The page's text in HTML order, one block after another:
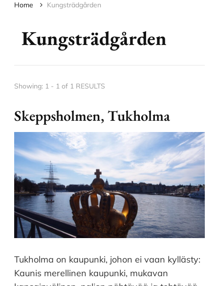
Home Kungsträdgården
Kungsträdgården
Showing: 1 - 1 of 1 RESULTS
Skeppsholmen, Tukholma
Tukholma on kaupunki, johon ei vaan kyllästy:
Kaunis merellinen kaupunki, mukavan